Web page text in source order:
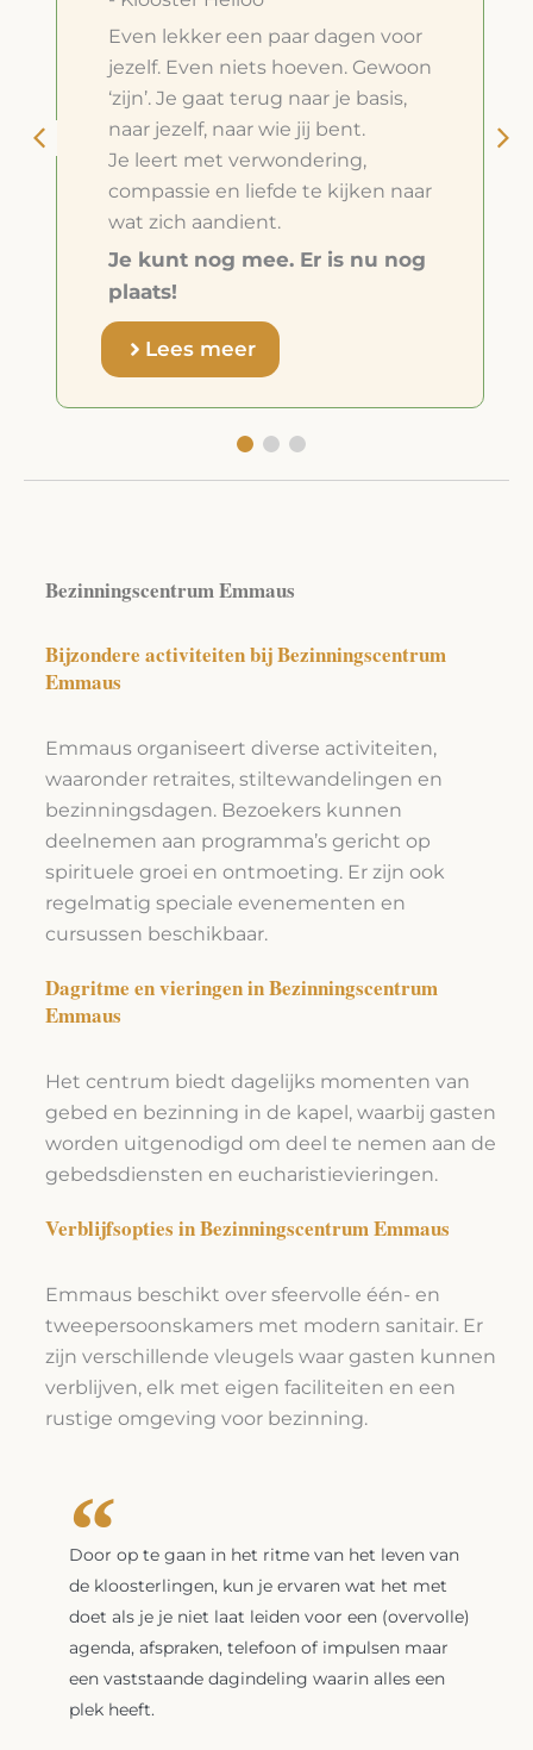
Even lekker een paar dagen voor
jezelf. Even niets hoeven. Gewoon
‘zijn’. Je gaat terug naar je basis,
naar jezelf, naar wie jij bent.
Je leert met verwondering,
compassie en liefde te kijken naar
wat zich aandient.
Je kunt nog mee. Er is nu nog
plaats!
Lees meer
Bezinningscentrum Emmaus
Bijzondere activiteiten bij Bezinningscentrum
Emmaus
Emmaus organiseert diverse activiteiten,
waaronder retraites, stiltewandelingen en
bezinningsdagen. Bezoekers kunnen
deelnemen aan programma’s gericht op
spirituele groei en ontmoeting. Er zijn ook
regelmatig speciale evenementen en
cursussen beschikbaar.
Dagritme en vieringen in Bezinningscentrum
Emmaus
Het centrum biedt dagelijks momenten van
gebed en bezinning in de kapel, waarbij gasten
worden uitgenodigd om deel te nemen aan de
gebedsdiensten en eucharistievieringen.
Verblijfsopties in Bezinningscentrum Emmaus
Emmaus beschikt over sfeervolle één- en
tweepersoonskamers met modern sanitair. Er
zijn verschillende vleugels waar gasten kunnen
verblijven, elk met eigen faciliteiten en een
rustige omgeving voor bezinning.
Door op te gaan in het ritme van het leven van
de kloosterlingen, kun je ervaren wat het met
doet als je je niet laat leiden voor een (overvolle)
agenda, afspraken, telefoon of impulsen maar
een vaststaande dagindeling waarin alles een
plek heeft.